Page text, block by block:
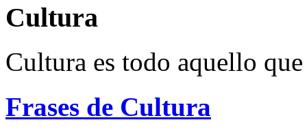
Cultura
Cultura es todo aquello
Frases de Cultura